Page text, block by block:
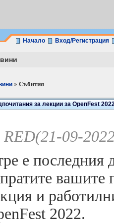
Начало Вход/Регистрация
» Събития
за лекции за OpenFest
RED(21-09-
е последния
вашите
и
2022.